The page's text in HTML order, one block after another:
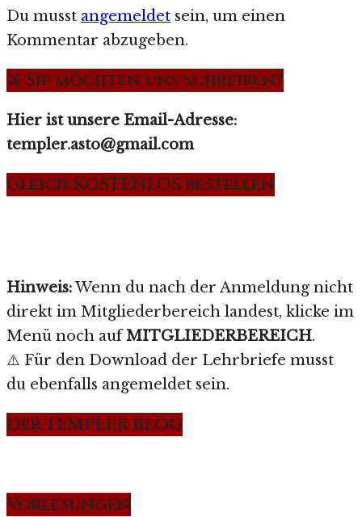
Du musst angemeldet sein, um einen
Kommentar abzugeben.
⚔️ Sie möchten uns schreiben?
Hier ist unsere Email-Adresse:
templer.asto@gmail.com
Gleich KOSTENLOS bestellen
Hinweis:Wenn du nach der Anmeldung nicht
direkt im Mitgliederbereich landest, klicke im
Menü noch aufMITGLIEDERBEREICH.
⚠️ Für den Download der Lehrbriefe musst
du ebenfalls angemeldet sein.
Der TEMPLER BLOG
Vorlesungen